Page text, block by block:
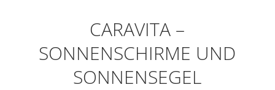
CARAVITA –
SONNENSCHIRME UND
SONNENSEGEL